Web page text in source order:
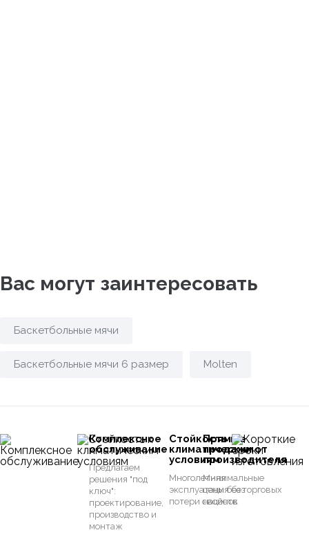
Вас могут заинтересовать
Баскетбольные мячи
Баскетбольные мячи 6 размер Molten
Комплексное
обслуживание
Предлагаем
решения "под
ключ":
проектирование,
производство и
монтаж
Стойкость к
климатическим
условиям
Многолетняя
эксплуатация без
потери свойств
Прямые
продажи от
производителя
Минимальные
цены без торговых
наценок